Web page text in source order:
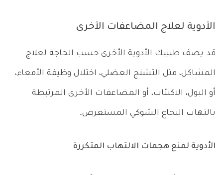
الأدوية لعلاج المضاعفات الأخرى
قد يصف طبيبك الأدوية الأخرى حسب الحاجة لعلاج
المشاكل، مثل التشنج العضلي، اختلال وظيفة الأمعاء،
أو البول، الاكتئاب، أو المضاعفات الأخرى المرتبطة
بالتهاب النخاع الشوكي المستعرض.
الأدوية لمنع هجمات الالتهاب المتكررة